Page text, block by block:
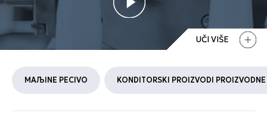
UČI VIŠE
MAЉINE PECIVO KONDITORSKI PROIZVODI
INTEGRISANA REŠENJA
SVE STVARI INCONEK